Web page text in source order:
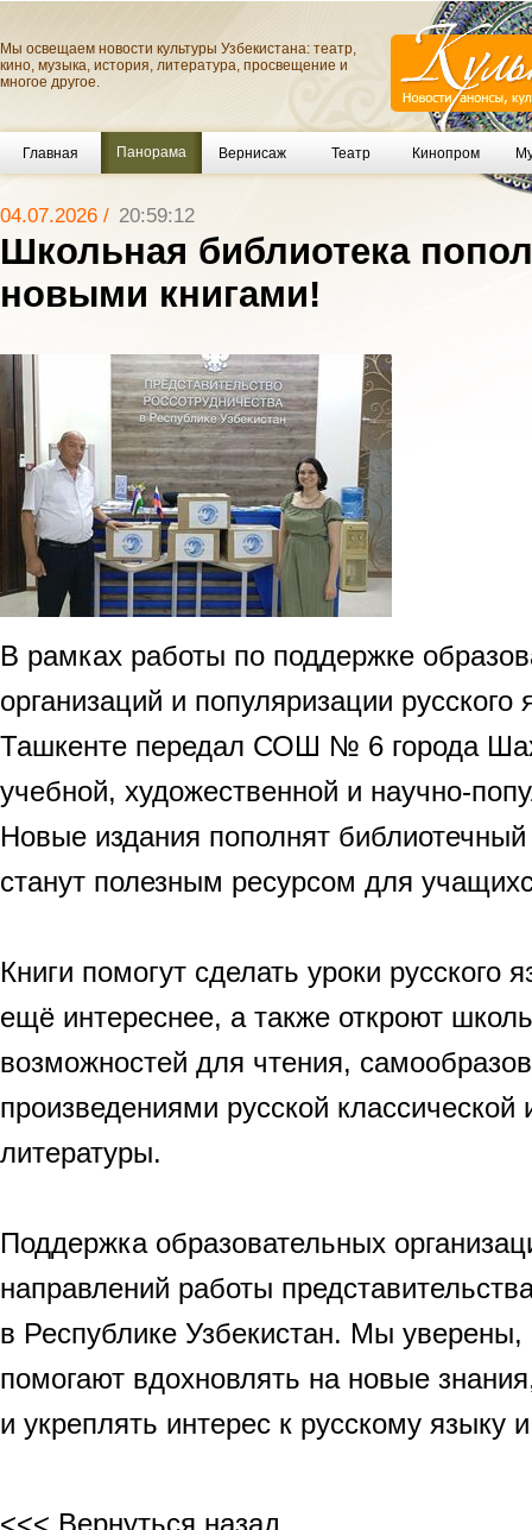
Мы освещаем новости культуры Узбекистана: театр,
кино, музыка, история, литература, просвещение и
многое другое.
Главная Панорама Вернисаж Театр Кинопром
04.07.2026 / 20:59:12
Школьная библиотека
новыми книгами!
В рамках работы по поддержке
организаций и популяризации
Ташкенте передал СОШ № 6 города
учебной, художественной и научно-
Новые издания пополнят
станут полезным ресурсом для
Книги помогут сделать уроки русского
ещё интереснее, а также откроют
возможностей для чтения,
произведениями русской классической
литературы.
Поддержка образовательных
направлений работы
в Республике Узбекистан. Мы уверены,
помогают вдохновлять на новые
и укреплять интерес к русскому языку
<<< Вернуться назад